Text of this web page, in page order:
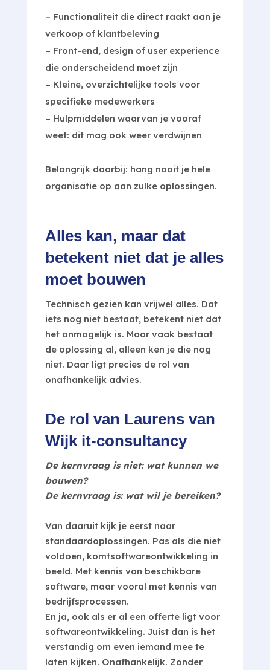
– Functionaliteit die direct raakt aan je
verkoop of klantbeleving
– Front-end, design of user experience
die onderscheidend moet zijn
– Kleine, overzichtelijke tools voor
specifieke medewerkers
– Hulpmiddelen waarvan je vooraf
weet: dit mag ook weer verdwijnen
Belangrijk daarbij: hang nooit je hele
organisatie op aan zulke oplossingen.
Alles kan, maar dat
betekent niet dat je alles
moet bouwen
Technisch gezien kan vrijwel alles. Dat
iets nog niet bestaat, betekent niet dat
het onmogelijk is. Maar vaak bestaat
de oplossing al, alleen ken je die nog
niet. Daar ligt precies de rol van
onafhankelijk advies.
De rol van Laurens van
Wijk it-consultancy
De kernvraag is niet: wat kunnen we
bouwen?
De kernvraag is: wat wil je bereiken?
Van daaruit kijk je eerst naar
standaardoplossingen. Pas als die niet
voldoen, komtsoftwareontwikkeling in
beeld. Met kennis van beschikbare
software, maar vooral met kennis van
bedrijfsprocessen.
En ja, ook als er al een offerte ligt voor
softwareontwikkeling. Juist dan is het
verstandig om even iemand mee te
laten kijken. Onafhankelijk. Zonder